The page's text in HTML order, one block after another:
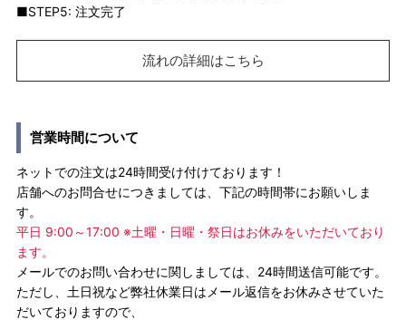
■STEP5: 注文完了
流れの詳細はこちら
営業時間について
ネットでの注文は24時間受け付けております！
店舗へのお問合せにつきましては、下記の時間帯にお願いしま
す。
平日 9:00～17:00 ※土曜・日曜・祭日はお休みをいただいており
ます。
メールでのお問い合わせに関しましては、24時間送信可能です。
ただし、土日祝など弊社休業日はメール返信をお休みさせていた
だいておりますので、